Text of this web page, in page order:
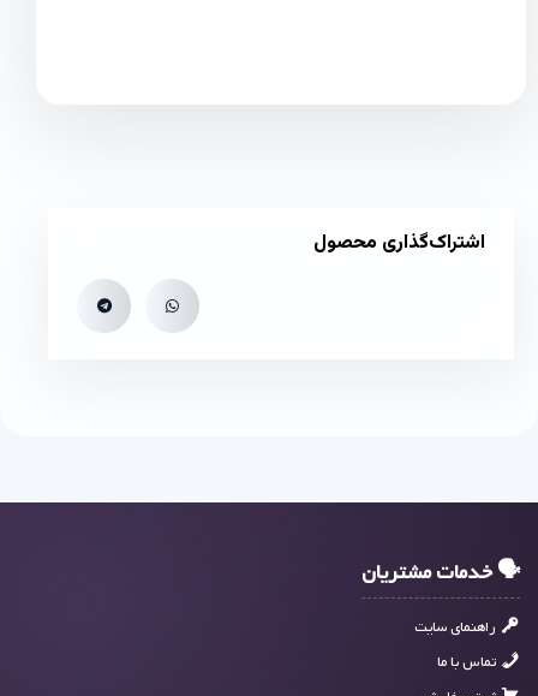
اشتراک‌گذاری محصول
🗣 خدمات مشتریان
راهنمای سایت
تماس با ما